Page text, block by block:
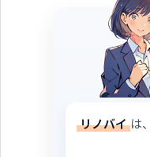
リノバイは